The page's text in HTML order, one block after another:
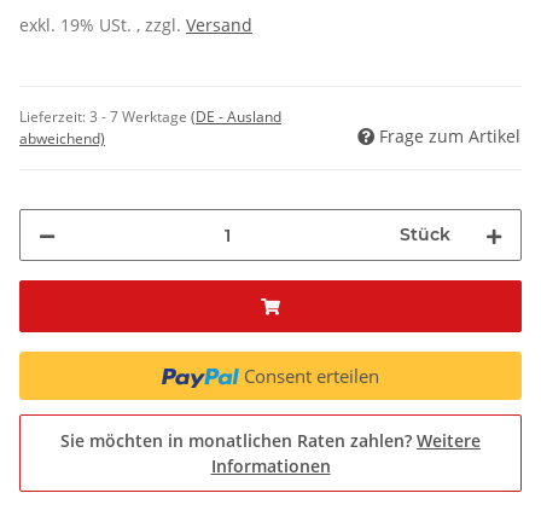
exkl. 19% USt. , zzgl. Versand
Lieferzeit:3 - 7 Werktage (DE - Ausland
abweichend)
Frage zum Artikel
Stück
Consent erteilen
Sie möchten in monatlichen Raten zahlen? Weitere
Informationen